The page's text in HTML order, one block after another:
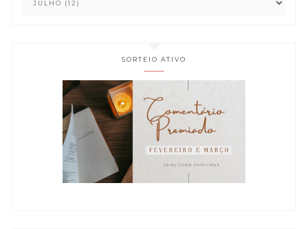
SORTEIO ATIVO